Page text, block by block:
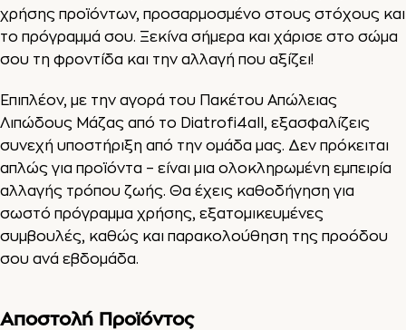
χρήσης προϊόντων, προσαρμοσμένο στους στόχους και
το πρόγραμμά σου. Ξεκίνα σήμερα και χάρισε στο σώμα
σου τη φροντίδα και την αλλαγή που αξίζει!
Επιπλέον, με την αγορά του Πακέτου Απώλειας
Λιπώδους Μάζας από το Diatrofi4all, εξασφαλίζεις
συνεχή υποστήριξη από την ομάδα μας. Δεν πρόκειται
απλώς για προϊόντα – είναι μια ολοκληρωμένη εμπειρία
αλλαγής τρόπου ζωής. Θα έχεις καθοδήγηση για
σωστό πρόγραμμα χρήσης, εξατομικευμένες
συμβουλές, καθώς και παρακολούθηση της προόδου
σου ανά εβδομάδα.
Αποστολή Προϊόντος